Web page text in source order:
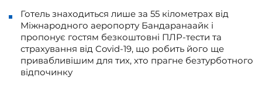
Готель знаходиться лише за 55 кілометрах від
Міжнародного аеропорту Бандаранаайк і
пропонує гостям безкоштовні ПЛР-тести та
страхування від Covid-19, що робить його ще
привабливішим для тих, хто прагне безтурботного
відпочинку